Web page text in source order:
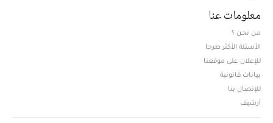
معلومات عنا
من نحن ؟
الأسئلة الأكثر طرحا
للإعلان على موقعنا
بيانات قانونية
للإتصال بنا
أرشيف